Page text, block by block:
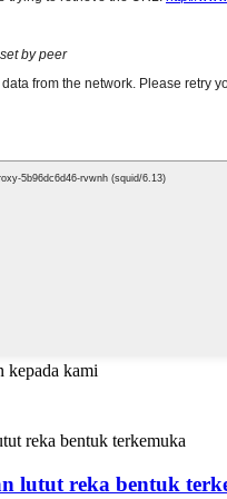
kepada kami
lutut reka bentuk